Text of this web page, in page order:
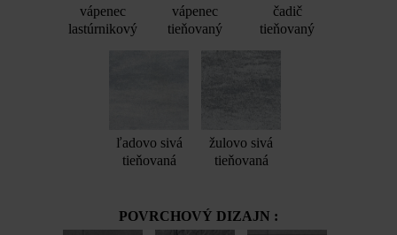
vápenec
lastúrnikový
vápenec
tieňovaný
čadič
tieňovaný
ľadovo sivá
tieňovaná
žulovo sivá
tieňovaná
POVRCHOVÝ DIZAJN :